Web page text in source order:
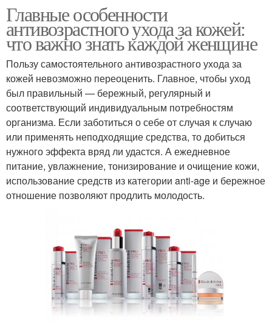
Главные особенности
антивозрастного ухода за кожей:
что важно знать каждой женщине
Пользу самостоятельного антивозрастного ухода за
кожей невозможно переоценить. Главное, чтобы уход
был правильный — бережный, регулярный и
соответствующий индивидуальным потребностям
организма. Если заботиться о себе от случая к случаю
или применять неподходящие средства, то добиться
нужного эффекта вряд ли удастся. А ежедневное
питание, увлажнение, тонизирование и очищение кожи,
использование средств из категории anti-age и бережное
отношение позволяют продлить молодость.